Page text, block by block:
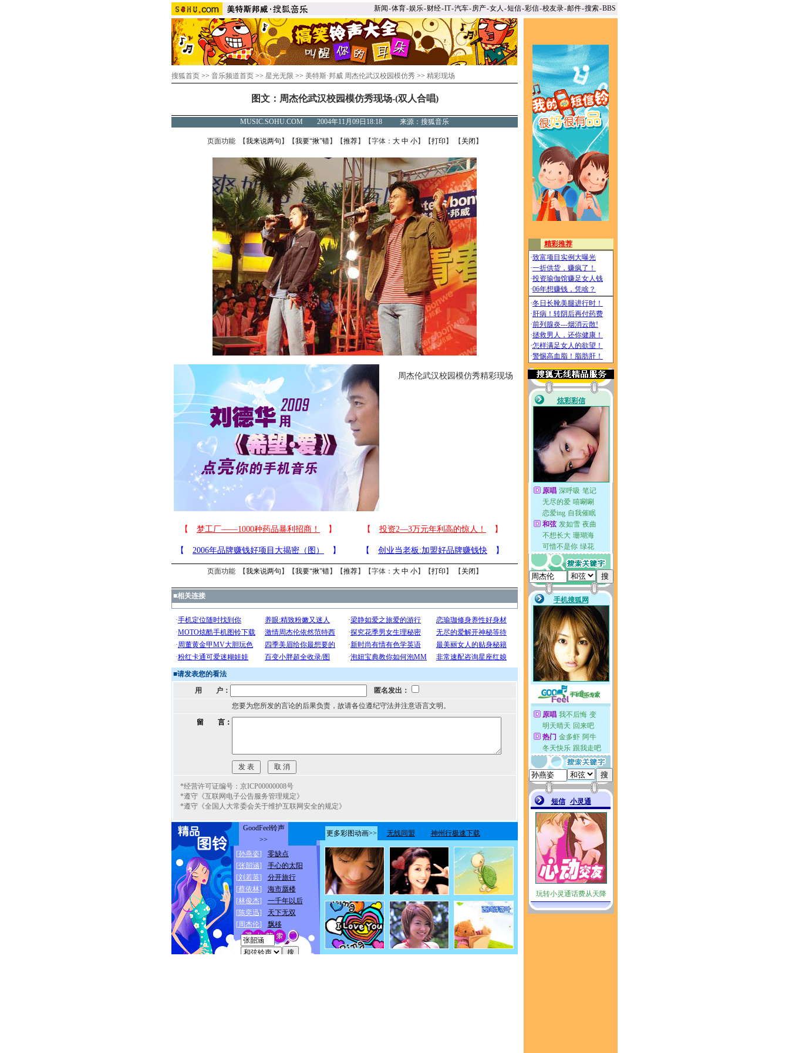
新闻-体育-娱乐-财经-IT-汽车-房产-女人 -短信-彩信-校友录-邮件-搜索-BBS
搜狐首页 >> 音乐频道首页 >> 星光无限 >> 美特斯·邦威 周杰伦武汉校园模仿秀 >> 精彩现场
图文：周杰伦武汉校园模仿秀现场-(双人合唱)
MUSIC.SOHU.COM 2004年11月09日18:18 来源：搜狐音乐
页面功能 【我来说两句 】【我要“揪”错】【推荐】【字体： 大 中 小】【打印 】 【 关闭 】
周杰伦武汉校园模仿秀精彩现场
页面功能 【我来说两句 】【我要“揪”错】【推荐】【字体： 大 中 小】【打印 】 【 关闭 】
■相关连接
■请发表您的看法
用 户：
匿名发出：
您要为您所发的言论的后果负责，故请各位遵纪守法并注意语言文明。
留 言：
*经营许可证编号：京ICP00000008号
*遵守《互联网电子公告服务管理规定》
*遵守《全国人大常委会关于维护互联网安全的规定》